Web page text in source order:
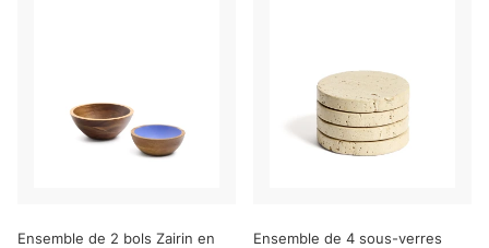
Ensemble de 2 bols Zairin en
Ensemble de 4 sous-verres